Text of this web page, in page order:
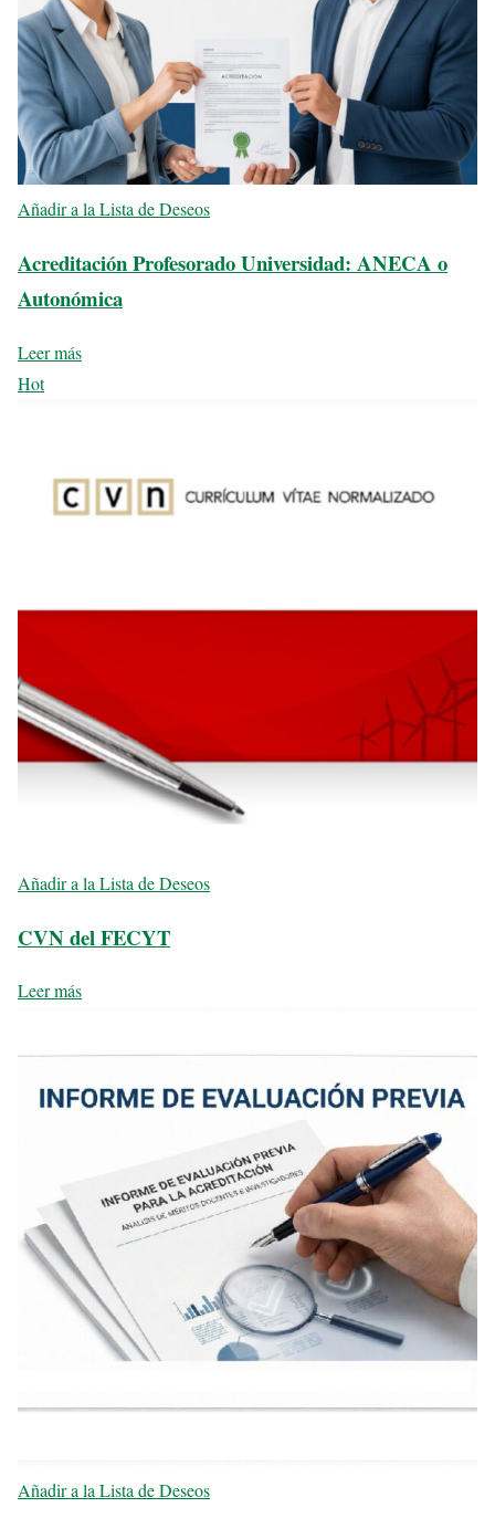
Añadir a la Lista de Deseos
Acreditación Profesorado Universidad: ANECA o
Autonómica
Leer más
Hot
Añadir a la Lista de Deseos
CVN del FECYT
Leer más
Añadir a la Lista de Deseos